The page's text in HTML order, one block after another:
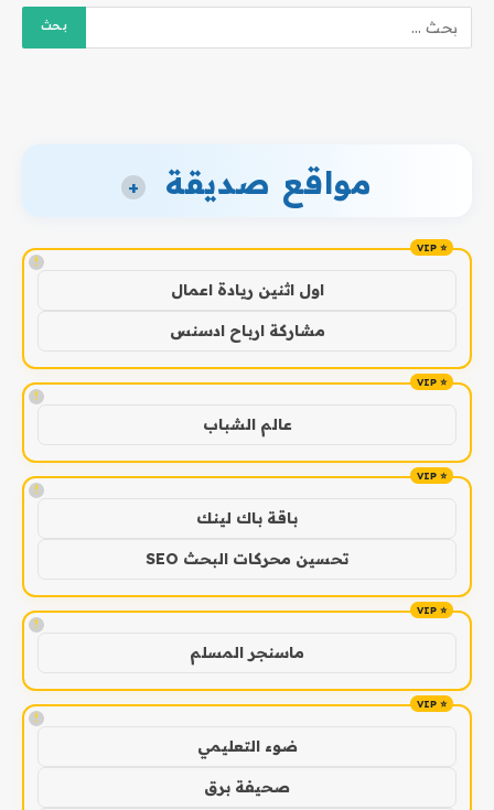
مواقع صديقة +
!
اول اثنين ريادة اعمال
مشاركة ارباح ادسنس
!
عالم الشباب
!
باقة باك لينك
تحسين محركات البحث SEO
!
ماسنجر المسلم
!
ضوء التعليمي
صحيفة برق